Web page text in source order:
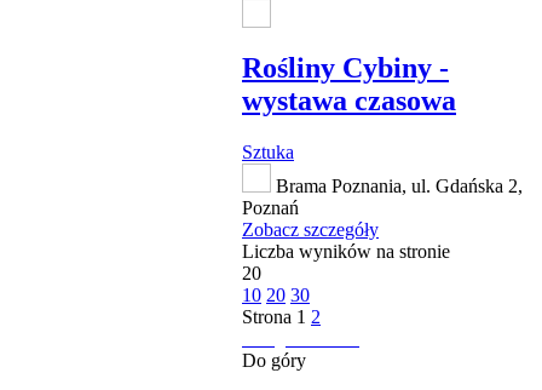
Rośliny Cybiny -
wystawa czasowa
Sztuka
Brama Poznania, ul. Gdańska 2,
Poznań
Zobacz szczegóły
Liczba wyników na stronie
20
10 20 30
Strona 1 2
Do góry